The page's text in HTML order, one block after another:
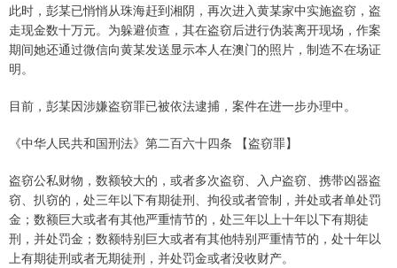
此时，彭某已悄悄从珠海赶到湘阴，再次进入黄某家中实施盗窃，盗
走现金数十万元。为躲避侦查，其在盗窃后进行伪装离开现场，作案
期间她还通过微信向黄某发送显示本人在澳门的照片，制造不在场证
明。
目前，彭某因涉嫌盗窃罪已被依法逮捕，案件在进一步办理中。
《中华人民共和国刑法》第二百六十四条 【盗窃罪】
盗窃公私财物，数额较大的，或者多次盗窃、入户盗窃、携带凶器盗
窃、扒窃的，处三年以下有期徒刑、拘役或者管制，并处或者单处罚
金；数额巨大或者有其他严重情节的，处三年以上十年以下有期徒
刑，并处罚金；数额特别巨大或者有其他特别严重情节的，处十年以
上有期徒刑或者无期徒刑，并处罚金或者没收财产。